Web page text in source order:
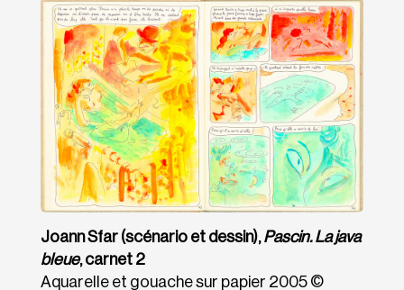
Joann Sfar (scénario et dessin),Pascin. La java
bleue, carnet 2
Aquarelle et gouache sur papier 2005 ©